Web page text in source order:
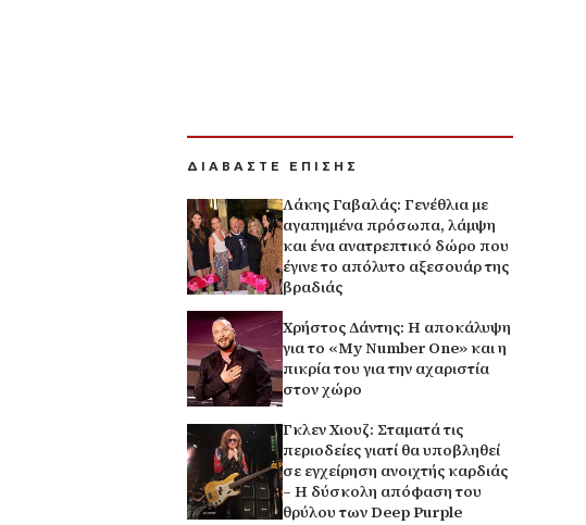
ΔΙΑΒΑΣΤΕ ΕΠΙΣΗΣ
Λάκης Γαβαλάς: Γενέθλια με
αγαπημένα πρόσωπα, λάμψη
και ένα ανατρεπτικό δώρο που
έγινε το απόλυτο αξεσουάρ της
βραδιάς
Χρήστος Δάντης: Η αποκάλυψη
για το «My Number One» και η
πικρία του για την αχαριστία
στον χώρο
Γκλεν Χιουζ: Σταματά τις
περιοδείες γιατί θα υποβληθεί
σε εγχείρηση ανοιχτής καρδιάς
– Η δύσκολη απόφαση του
θρύλου των Deep Purple